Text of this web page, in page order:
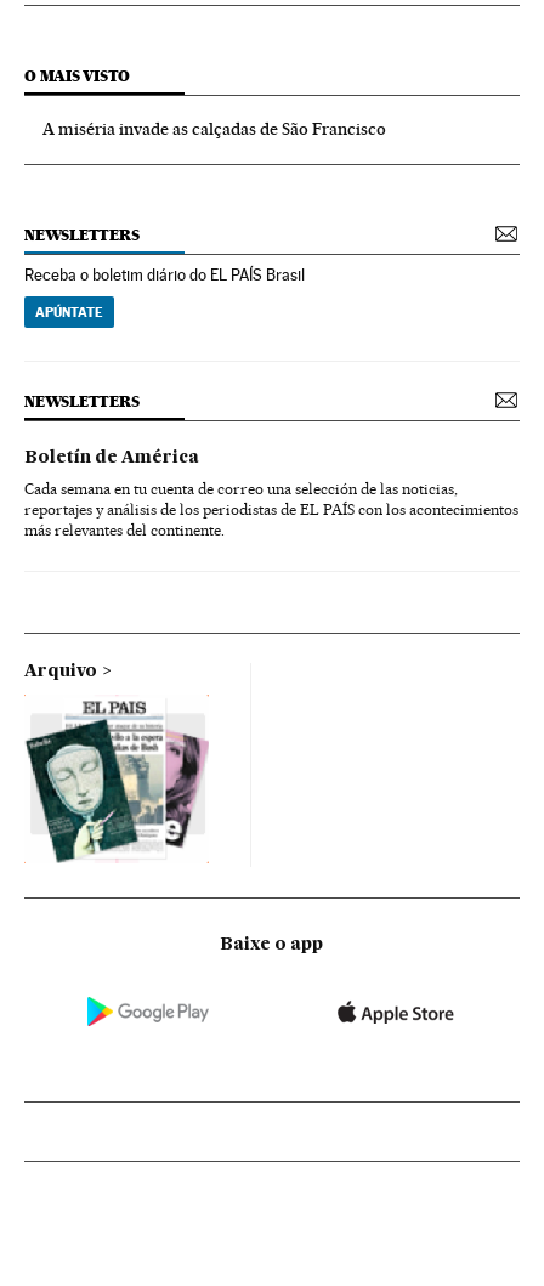
O MAIS VISTO
A miséria invade as calçadas de São Francisco
NEWSLETTERS
Receba o boletim diário do EL PAÍS Brasil
APÚNTATE
NEWSLETTERS
Boletín de América
Cada semana en tu cuenta de correo una selección de las noticias,
reportajes y análisis de los periodistas de EL PAÍS con los acontecimientos
más relevantes del continente.
Arquivo
Baixe o app